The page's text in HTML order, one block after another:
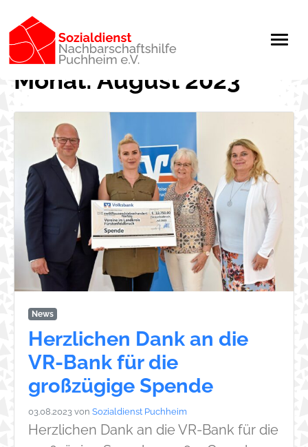
Monat: August 2023
News
Herzlichen Dank an die
VR-Bank für die
großzügige Spende
03.08.2023 von Sozialdienst Puchheim
Herzlichen Dank an die VR-Bank für die